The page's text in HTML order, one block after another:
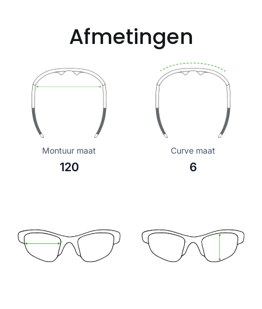
Afmetingen
Montuur maat
120
Curve maat
6